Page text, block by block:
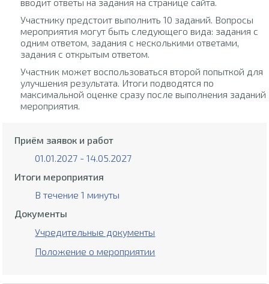
Участнику предстоит выполнить 10 заданий. Вопросы
мероприятия могут быть следующего вида: задания с
одним ответом, задания с несколькими ответами,
задания с открытым ответом.
Участник может воспользоваться второй попыткой для
улучшения результата. Итоги подводятся по
максимальной оценке сразу после выполнения заданий
мероприятия.
Приём заявок и работ
01.01.2027 - 14.05.2027
Итоги мероприятия
В течение 1 минуты
Документы
Учредительные документы
Положение о мероприятии